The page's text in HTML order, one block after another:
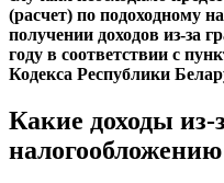
(расчет) по подоходному
получении доходов из-за
году в соответствии с
Кодекса Республики
Какие доходы
налогообложению